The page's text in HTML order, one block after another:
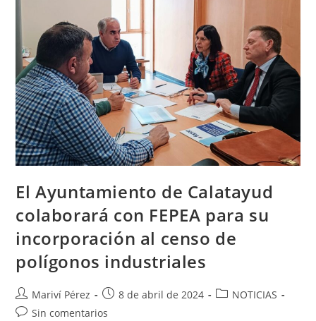
El Ayuntamiento de Calatayud
colaborará con FEPEA para su
incorporación al censo de
polígonos industriales
Autor
de
Mariví Pérez
Publicación
de
8 de abril de 2024
Categoría
NOTICIAS
Comentarios
Sin comentarios